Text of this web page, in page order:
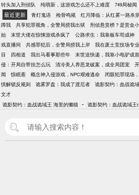
转头加入刑侦队
纯萌新，这游戏怎么还不上难度 749局秘闻
最近更新 青灯鬼语 殓骨鸣规 红月降临：从红雾一路杀
蹲我
共享犯罪视角，全警局捞我出狱 刑侦悬赏榜？是赏金
始
末世大佬在惊悚游戏杀疯了 公路求生：我靠板车苟成神
戏直播间
共感罪犯后，全警局捞我上岸 我在废土竞技场专
目
四相道 我出马看事那些年 末世送快递，我靠小电驴成
侵：开局自带挂怎么玩
清冷美人养恶龙破案，成全局团宠
闻
惊眠斋 概念神入侵游戏，NPC艰难逃命 闭眼犯罪现场
惧解锁反规则
诡雾罗盘：我成了渡厄者 诡影契约：血战诡
文才
诡影契约：血战诡域王 海里的懒猫 - 诡影契约：血战诡域王